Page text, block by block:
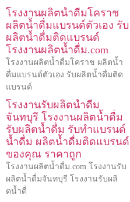
โรงงานผลิตน้ำดื่มโคราช
ผลิตน้ำดื่มแบรนด์ตัวเอง รับ
ผลิตน้ำดื่มติดแบรนด์
โรงงานผลิตน้ำดื่ม.com
โรงงานผลิตน้ำดื่มโคราช ผลิตน้ำ
ดื่มแบรนด์ตัวเอง รับผลิตน้ำดื่มติด
แบรนด์
โรงงานรับผลิตน้ำดื่ม
จันทบุรี โรงงานผลิตน้ำดื่ม
รับผลิตน้ำดื่ม รับทำแบรนด์
น้ำดื่ม ผลิตน้ำดื่มติดแบรนด์
ของคุณ ราคาถูก
โรงงานผลิตน้ำดื่ม.com โรงงานรับ
ผลิตน้ำดื่มจันทบุรี โรงงานรับผลิ
ตน้ำดื่